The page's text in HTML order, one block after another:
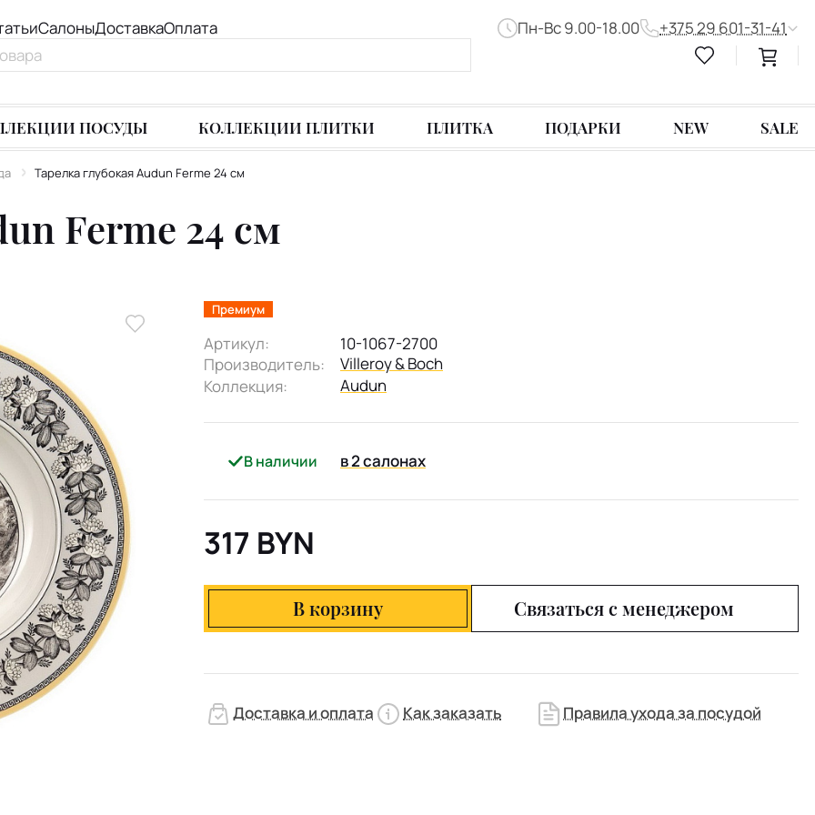
СалоныДоставкаОплата Пн-Вс 9.00-18.00 +375 29 601-31-41
ПОСУДЫ КОЛЛЕКЦИИ ПЛИТКИ ПЛИТКА ПОДАРКИ NEW SALE
Тарелка глубокая Audun Ferme 24 см
Ferme 24 см
Премиум
Артикул:
10-1067-2700
Производитель:
Villeroy & Boch
Коллекция:
Audun
В наличии в 2 салонах
317 BYN
В корзину Связаться с менеджером
Доставка и оплата Как заказать Правила ухода за посудой